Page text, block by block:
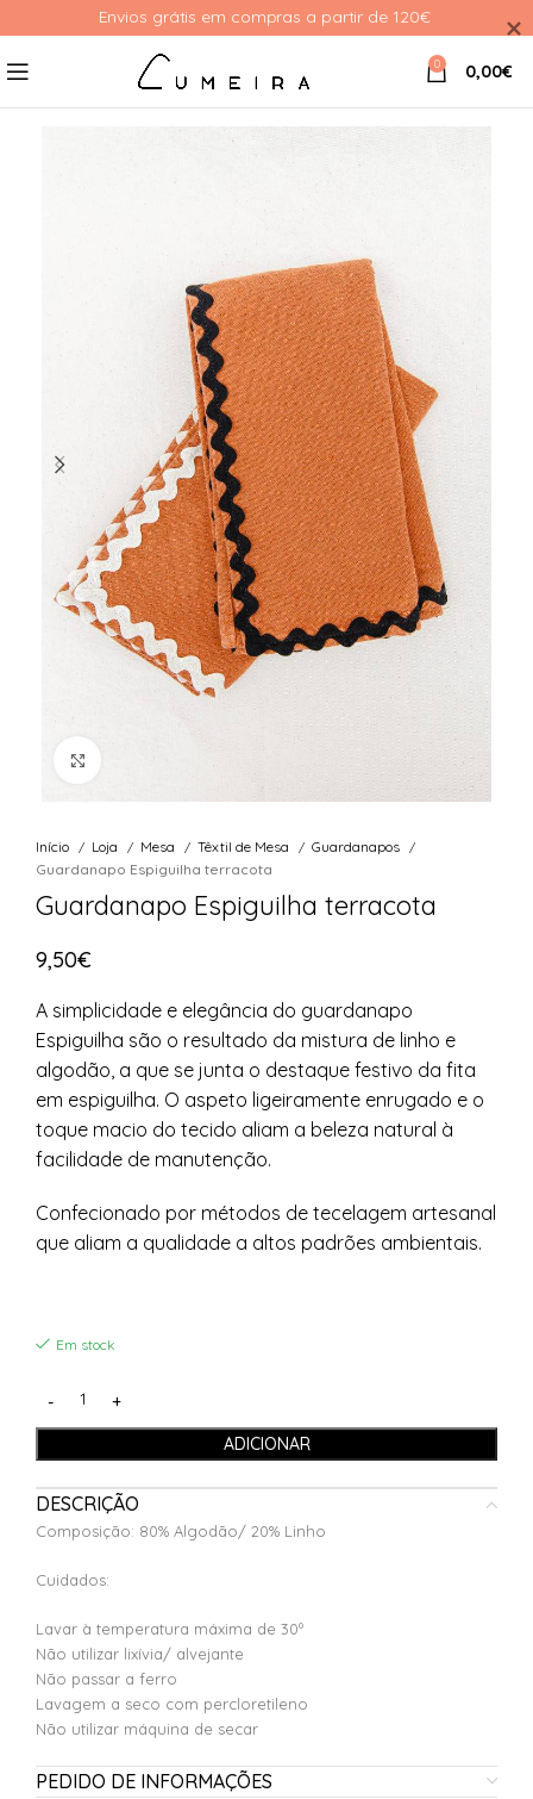
0 0,00€
Início Loja Mesa Têxtil de Mesa
Guardanapos
Guardanapo Espiguilha terracota
Guardanapo Espiguilha terracota
9,50€
A simplicidade e elegância do guardanapo
Espiguilha são o resultado da mistura de linho e
algodão, a que se junta o destaque festivo da fita
em espiguilha. O aspeto ligeiramente enrugado e o
toque macio do tecido aliam a beleza natural à
facilidade de manutenção.
Confecionado por métodos de tecelagem artesanal
que aliam a qualidade a altos padrões ambientais.
Em stock
ADICIONAR
DESCRIÇÃO
Composição: 80% Algodão/ 20% Linho
Cuidados:
Lavar à temperatura máxima de 30º
Não utilizar lixívia/ alvejante
Não passar a ferro
Lavagem a seco com percloretileno
Não utilizar máquina de secar
PEDIDO DE INFORMAÇÕES
Envios grátis em compras a partir de 120€